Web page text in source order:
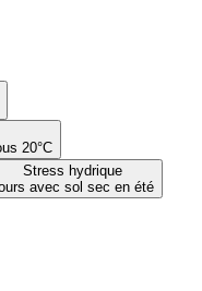
20°C
Stress hydrique
avec sol sec en été